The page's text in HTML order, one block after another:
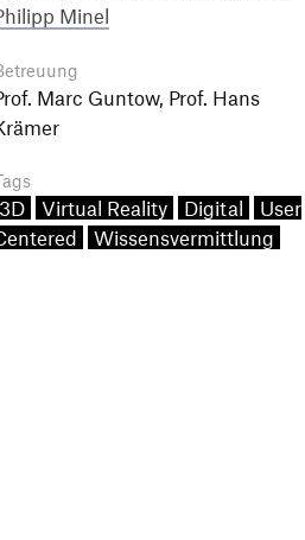
Minel
Marc Guntow, Prof. Hans
3D Virtual Reality Digital
User
Wissensvermittlung